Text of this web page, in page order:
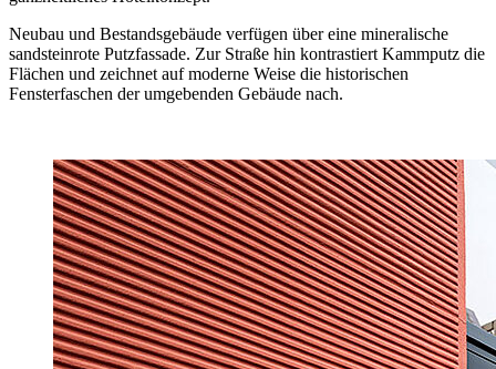
Neubau und Bestandsgebäude verfügen über eine mineralische
sandsteinrote Putzfassade. Zur Straße hin kontrastiert Kammputz die
Flächen und zeichnet auf moderne Weise die historischen
Fensterfaschen der umgebenden Gebäude nach.